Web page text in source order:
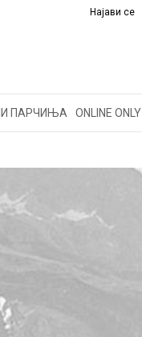
Најави се
ПАРЧИЊА ONLINE ONLY
МАЖ